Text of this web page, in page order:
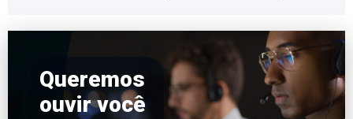
Queremos
ouvir você